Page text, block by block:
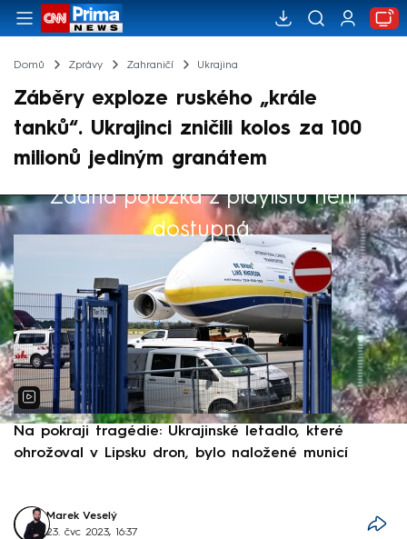
Domů Zprávy Zahraničí Ukrajina
Záběry exploze ruského „krále
tanků“. Ukrajinci zničili kolos za 100
milionů jediným granátem
Žádná položka z playlistu není
dostupná.
Výběr redakce
Na pokraji tragédie: Ukrajinské letadlo, které
ohrožoval v Lipsku dron, bylo naložené municí
Marek Veselý
23. čvc 2023, 16:37